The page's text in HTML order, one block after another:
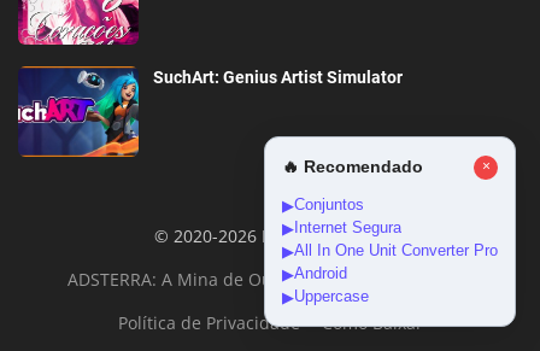
SuchArt: Genius Artist Simulator
© 2020-2026 DownloadGeral
ADSTERRA: A Mina de Ouro da Monetização Online
Política de Privacidade
Como Baixar
🔥 Recomendado ×
▶Conjuntos
▶ Internet Segura
▶All In One Unit Converter Pro
▶Android
▶Uppercase